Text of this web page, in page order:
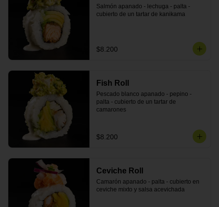
Salmón apanado - lechuga - palta -
cubierto de un tartar de kanikama
$8.200
Fish Roll
Pescado blanco apanado - pepino -
palta - cubierto de un tartar de
camarones
$8.200
Ceviche Roll
Camarón apanado - palta - cubierto en
ceviche mixto y salsa acevichada